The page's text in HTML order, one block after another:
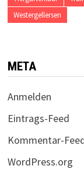
Westergellersen
META
Anmelden
Eintrags-Feed
Kommentar-
WordPress.org